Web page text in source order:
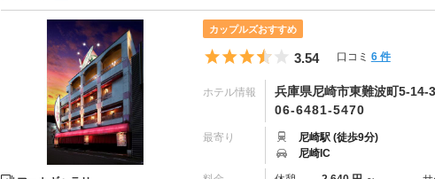
カップルズおすすめ
5つ星のうち3.5
3.54 口コミ 6 件
ホテル情報
兵庫県尼崎市東難波町5-14-
06-6481-5470
最寄り
尼崎駅 (徒歩9分)
尼崎IC